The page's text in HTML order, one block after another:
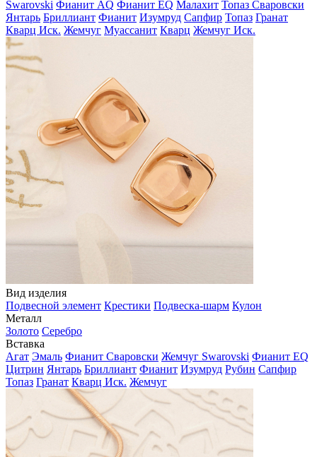
Swarovski Фианит AQ Фианит EQ Малахит Топаз Сваровски
Янтарь Бриллиант Фианит Изумруд Сапфир Топаз Гранат
Кварц Иск. Жемчуг Муассанит Кварц Жемчуг Иск.
Вид изделия
Подвесной элемент Крестики Подвеска-шарм Кулон
Металл
Золото Серебро
Вставка
Агат Эмаль Фианит Сваровски Жемчуг Swarovski Фианит EQ
Цитрин Янтарь Бриллиант Фианит Изумруд Рубин Сапфир
Топаз Гранат Кварц Иск. Жемчуг